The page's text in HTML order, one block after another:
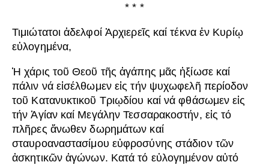
* * *
Τιμιώτατοι ἀδελφοί Ἀρχιερεῖς καί τέκνα ἐν Κυρίῳ
εὐλογημένα,
Ἡ χάρις τοῦ Θεοῦ τῆς ἀγάπης μᾶς ἠξίωσε καί
πάλιν νά εἰσέλθωμεν εἰς τήν ψυχωφελῆ περίοδον
τοῦ Κατανυκτικοῦ Τριῳδίου καί νά φθάσωμεν εἰς
τήν Ἁγίαν καί Μεγάλην Τεσσαρακοστήν, εἰς τό
πλῆρες ἄνωθεν δωρημάτων καί
σταυροαναστασίμου εὐφροσύνης στάδιον τῶν
ἀσκητικῶν ἀγώνων. Κατά τό εὐλογημένον αὐτό